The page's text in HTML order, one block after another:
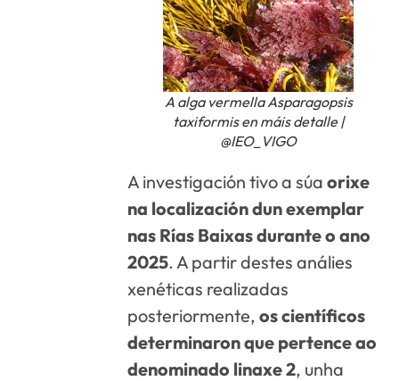
A alga vermellaAsparagopsis
taxiformisen máis detalle |
@IEO_VIGO
A investigación tivo a súa orixe
na localización dun exemplar
nas Rías Baixas durante o ano
2025. A partir destes análies
xenéticas realizadas
posteriormente, os científicos
determinaron que pertence ao
denominado linaxe 2, unha